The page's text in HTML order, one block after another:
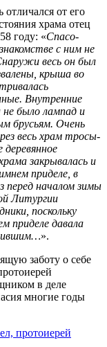
от его
храма отец
году: «Спасо-
с ним не
весь он был
крыша во
Внутренние
было лампад и
брусьям. Очень
весь храм тросы-
закрывалась и
приделе, в
перед началом зимы
Литургии
поскольку
приделе давала
».
заботу о себе
в деле
многие годы